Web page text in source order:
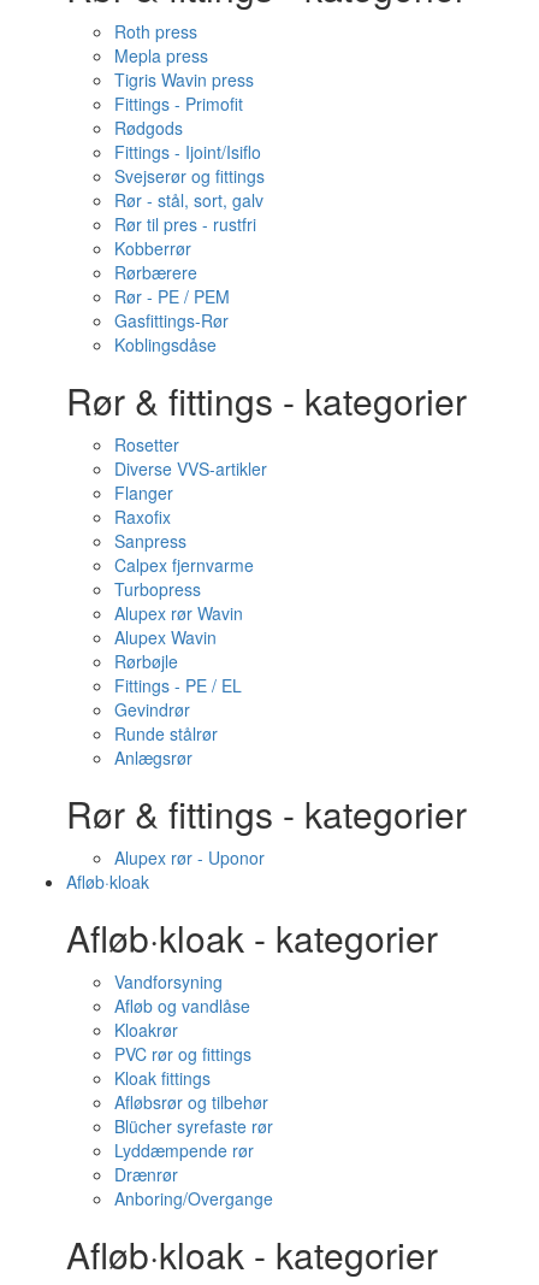
Roth press
Mepla press
Tigris Wavin press
Fittings - Primofit
Rødgods
Fittings - Ijoint/Isiflo
Svejserør og fittings
Rør - stål, sort, galv
Rør til pres - rustfri
Kobberrør
Rørbærere
Rør - PE / PEM
Gasfittings-Rør
Koblingsdåse
Rør & fittings - kategorier
Rosetter
Diverse VVS-artikler
Flanger
Raxofix
Sanpress
Calpex fjernvarme
Turbopress
Alupex rør Wavin
Alupex Wavin
Rørbøjle
Fittings - PE / EL
Gevindrør
Runde stålrør
Anlægsrør
Rør & fittings - kategorier
Alupex rør - Uponor
Afløb·kloak
Afløb·kloak - kategorier
Vandforsyning
Afløb og vandlåse
Kloakrør
PVC rør og fittings
Kloak fittings
Afløbsrør og tilbehør
Blücher syrefaste rør
Lyddæmpende rør
Drænrør
Anboring/Overgange
Afløb·kloak - kategorier